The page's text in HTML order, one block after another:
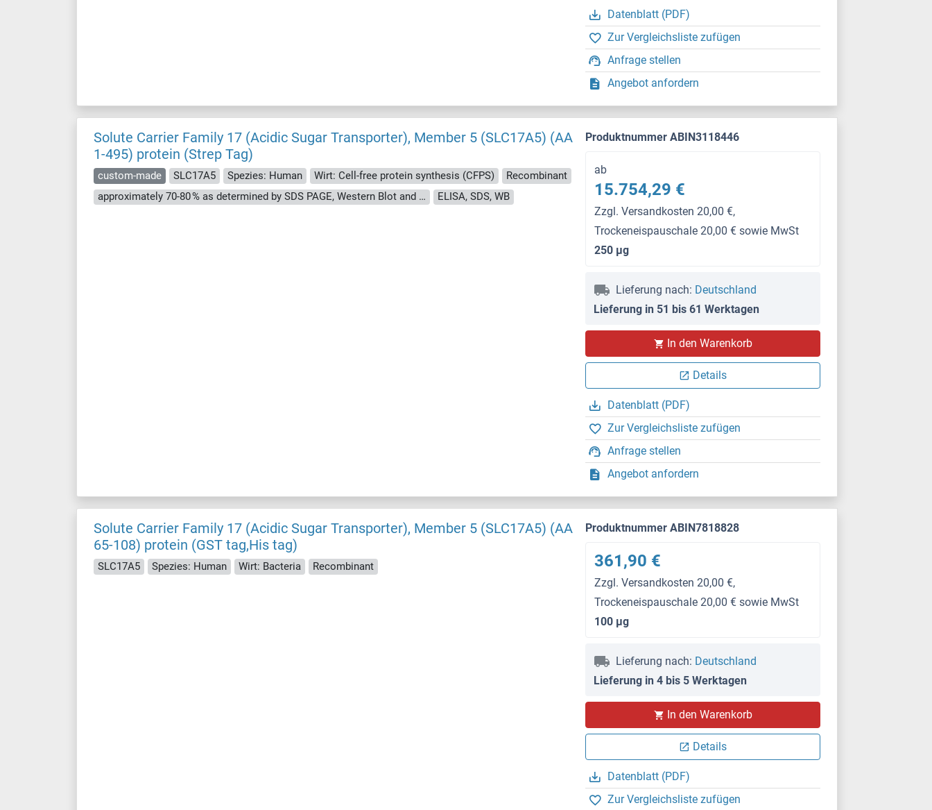
Datenblatt (PDF)
Zur Vergleichsliste zufügen
Anfrage stellen
Angebot anfordern
Solute Carrier Family 17 (Acidic Sugar Transporter), Member 5 (SLC17A5) (AA
1-495) protein (Strep Tag)
custom-made SLC17A5 Spezies: Human Wirt: Cell-free protein synthesis (CFPS)
Recombinant
approximately 70-80 % as determined by SDS PAGE, Western Blot and analytical SEC (HPLC).
ELISA, SDS, WB
Produktnummer ABIN3118446
ab
15.754,29 €
Zzgl. Versandkosten 20,00 €,
Trockeneispauschale 20,00 € sowie MwSt
250 μg
Lieferung nach: Deutschland
Lieferung in 51 bis 61 Werktagen
In den Warenkorb
Details
Datenblatt (PDF)
Zur Vergleichsliste zufügen
Anfrage stellen
Angebot anfordern
Solute Carrier Family 17 (Acidic Sugar Transporter), Member 5 (SLC17A5) (AA
65-108) protein (GST tag,His tag)
SLC17A5 Spezies: Human Wirt: Bacteria Recombinant
Produktnummer ABIN7818828
361,90 €
Zzgl. Versandkosten 20,00 €,
Trockeneispauschale 20,00 € sowie MwSt
100 μg
Lieferung nach: Deutschland
Lieferung in 4 bis 5 Werktagen
In den Warenkorb
Details
Datenblatt (PDF)
Zur Vergleichsliste zufügen